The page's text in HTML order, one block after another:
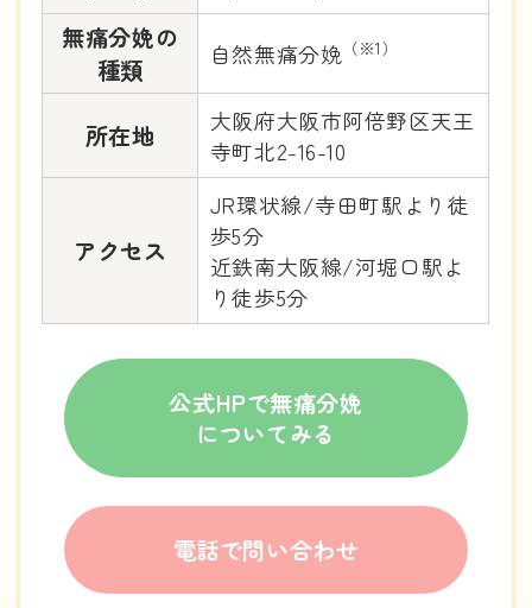
無痛分娩の
種類
自然無痛分娩 （※1）
所在地
大阪府大阪市阿倍野区天王
寺町北2-16-10
アクセス
JR環状線/寺田町駅より徒
歩5分
近鉄南大阪線/河堀口駅よ
り徒歩5分
公式HPで無痛分娩
についてみる
電話で問い合わせ